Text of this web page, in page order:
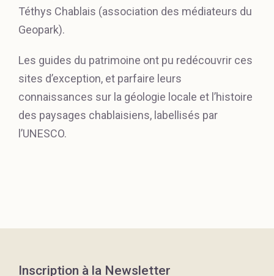
Téthys Chablais (association des médiateurs du
Geopark).
Les guides du patrimoine ont pu redécouvrir ces
sites d’exception, et parfaire leurs
connaissances sur la géologie locale et l’histoire
des paysages chablaisiens, labellisés par
l’UNESCO.
Inscription à la Newsletter